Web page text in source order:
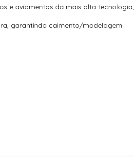
e aviamentos da mais alta tecnologia,
garantindo caimento/modelagem